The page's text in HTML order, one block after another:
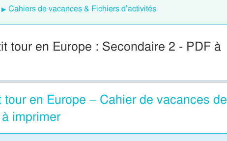
Cahiers de vacances & Fichiers d’activités
tour en Europe : Secondaire 2 - PDF à
en Europe – Cahier de vacances de
imprimer